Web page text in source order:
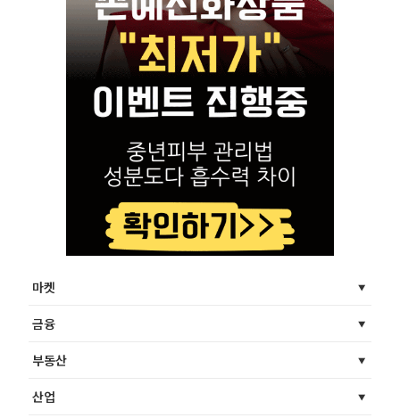
마켓
금융
부동산
산업